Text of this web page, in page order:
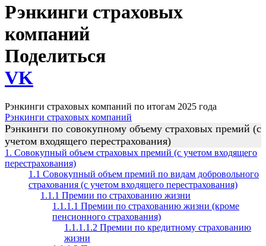
Рэнкинги страховых
компаний
Поделиться
VK
Рэнкинги страховых компаний по итогам 2025 года
Рэнкинги страховых компаний
Рэнкинги по совокупному объему страховых премий (с
учетом входящего перестрахования)
1. Совокупный объем страховых премий (с учетом входящего
перестрахования)
1.1 Совокупный объем премий по видам добровольного
страхования (с учетом входящего перестрахования)
1.1.1 Премии по страхованию жизни
1.1.1.1 Премии по страхованию жизни (кроме
пенсионного страхования)
1.1.1.1.2 Премии по кредитному страхованию
жизни